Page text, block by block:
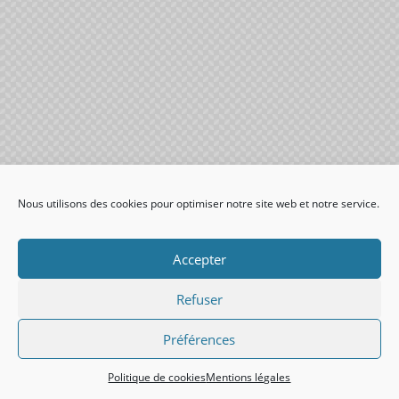
Nous utilisons des cookies pour optimiser notre site web et notre service.
Accepter
Refuser
Préférences
Politique de cookiesMentions légales